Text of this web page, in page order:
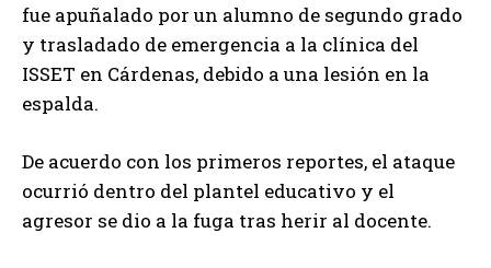
fue apuñalado por un alumno de segundo grado
y trasladado de emergencia a la clínica del
ISSET en Cárdenas, debido a una lesión en la
espalda.
De acuerdo con los primeros reportes, el ataque
ocurrió dentro del plantel educativo y el
agresor se dio a la fuga tras herir al docente.